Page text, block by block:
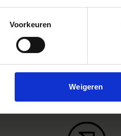
Voorkeuren
Weigeren
SIGMA-filiaal of distributeur: